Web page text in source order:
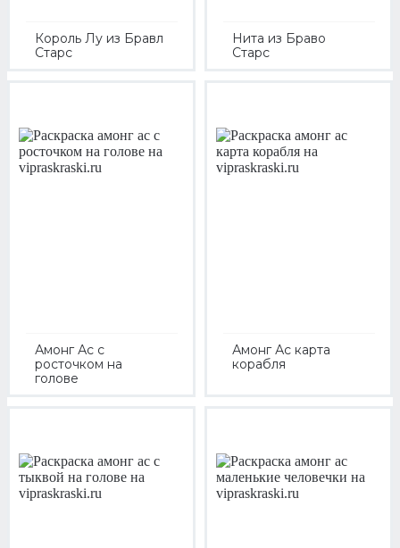
Король Лу из Бравл
Старс
Нита из Браво
Старс
Амонг Ас с
росточком на
голове
Амонг Ас карта
корабля